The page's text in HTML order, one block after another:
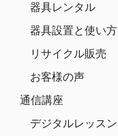
器具レンタル
器具設置と使い方
リサイクル販売
お客様の声
通信講座
デジタルレッスン